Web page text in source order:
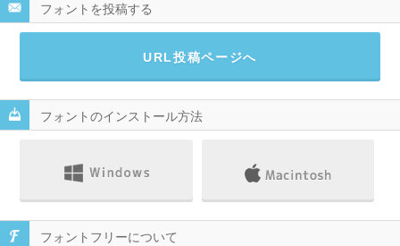
フォントを投稿する
URL投稿ページへ
フォントのインストール方法
フォントフリーについて